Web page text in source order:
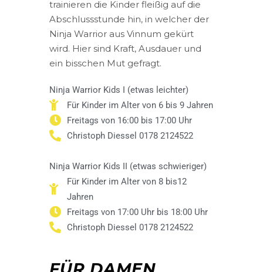
trainieren die Kinder fleißig auf die
Abschlussstunde hin, in welcher der
Ninja Warrior aus Vinnum gekürt
wird. Hier sind Kraft, Ausdauer und
ein bisschen Mut gefragt.
Ninja Warrior Kids I (etwas leichter)
Für Kinder im Alter von 6 bis 9 Jahren
Freitags von 16:00 bis 17:00 Uhr
Christoph Diessel 0178 2124522
Ninja Warrior Kids II (etwas schwieriger)
Für Kinder im Alter von 8 bis12
Jahren
Freitags von 17:00 Uhr bis 18:00 Uhr
Christoph Diessel 0178 2124522